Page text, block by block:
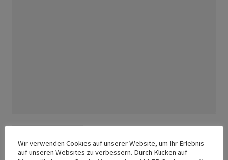
Wir verwenden Cookies auf unserer Website, um Ihr Erlebnis
auf unseren Websites zu verbessern. Durch Klicken auf